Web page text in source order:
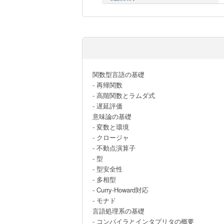
関数型言語の基礎
- 再帰関数
- 高階関数とラムダ式
- 遅延評価
意味論の基礎
- 変数と環境
- クロージャ
- 不動点演算子
- 型
- 型安全性
- 多相型
- Curry-Howard対応
- モナド
言語処理系の基礎
- コンパイラとインタプリタの概要